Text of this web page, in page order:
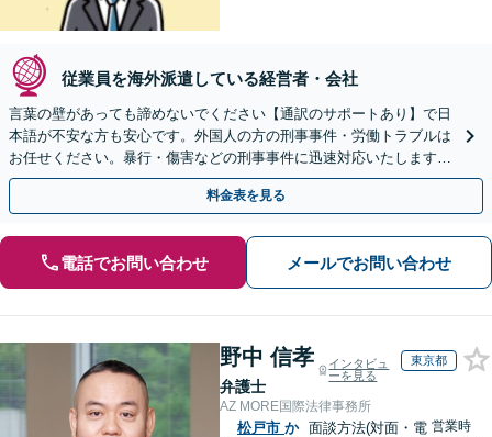
従業員を海外派遣している経営者・会社
言葉の壁があっても諦めないでください【通訳のサポートあり】で日
本語が不安な方も安心です。外国人の方の刑事事件・労働トラブルは
お任せください。暴行・傷害などの刑事事件に迅速対応いたします。
【事前予約で休日・夜間面談可】
料金表を見る
電話でお問い合わせ メールでお問い合わせ
野中 信孝
弁護士
インタビュ
ーを見る
東京都
AZ MORE国際法律事務所
松戸市 か 面談方法(対面・電 営業時